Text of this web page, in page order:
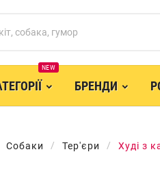
NEW
БРЕНДИ
Собаки Тер'єри Худі з